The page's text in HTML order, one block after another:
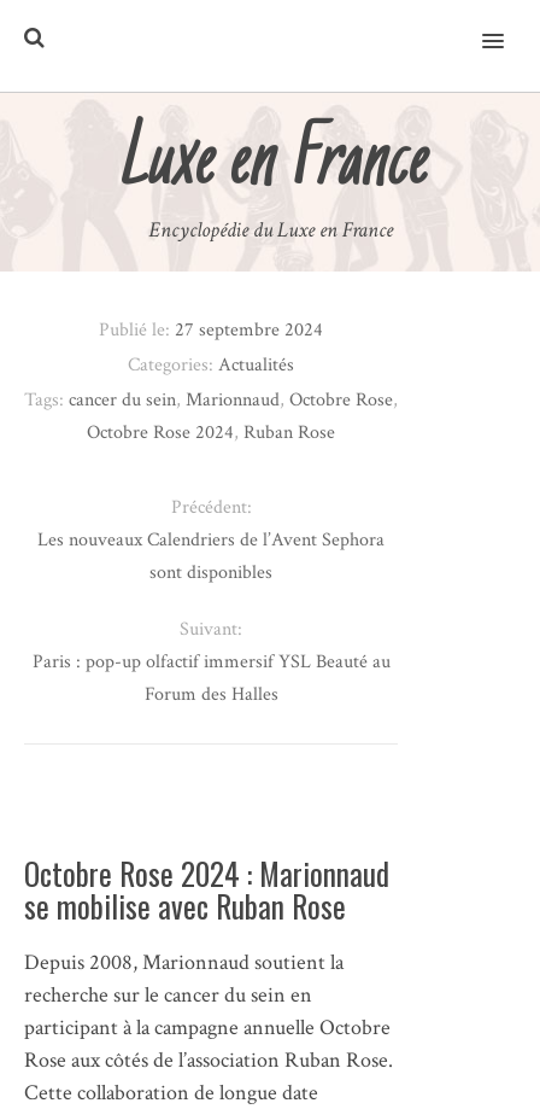
MENU
Luxe en France
Encyclopédie du Luxe en France
Octobre Rose 2024 : Marionnaud
se mobilise avec Ruban Rose
Depuis 2008, Marionnaud soutient la
recherche sur le cancer du sein en
participant à la campagne annuelle Octobre
Rose aux côtés de l’association Ruban Rose.
Cette collaboration de longue date
Publié le: 27 septembre 2024
Categories:Actualités
Tags:cancer du sein,Marionnaud,Octobre Rose,
Octobre Rose 2024,Ruban Rose
Précédent:
Les nouveaux Calendriers de l’Avent Sephora
sont disponibles
Suivant:
Paris : pop-up olfactif immersif YSL Beauté au
Forum des Halles